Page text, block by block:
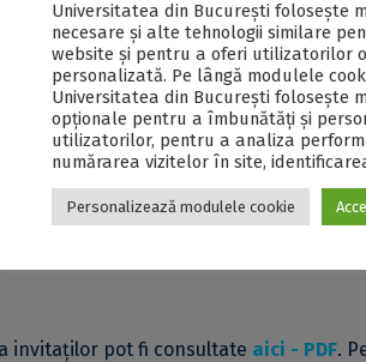
a făcut parteprof. univ. dr. habil.
susținut prelegerea cu tema„Le Projet
univ. dr. Laura Sitaru, decan al
invitaților pot fi consultate aici - PDF.
Universitatea din București folosește
necesare și alte tehnologii similare
website și pentru a oferi utilizatorilor
personalizată. Pe lângă modulele
Universitatea din București folosește
opționale pentru a îmbunătăți și
utilizatorilor, pentru a analiza
numărarea vizitelor în site,
Personalizează modulele cookie